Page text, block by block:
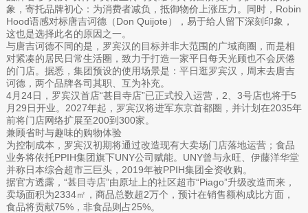
象，寄托品牌初心：为消费者减负，抵御物价上涨压力。同时，Robin
Hood语感对标唐吉诃德（Don Quijote），易于给人留下深刻印象，
这也是选择此名的原因之一。
与唐吉诃德不同的是，罗宾汉的目标并非大范围的广域商圈，而是相
对紧凑的居民日常生活圈，致力于打造一家平日每天光顾也不会厌倦
的门店。据悉，集团预设的使用场景是：平日逛罗宾汉，周末去唐吉
诃德，两个品牌各司其职、互为补充。
4月24日，罗宾汉首店“甚目寺店”已正式投入运营，2、3号店也将于5
月29日开业。2027年起，罗宾汉将进军东京首都圈，并计划在2035年
前将门店网络扩展至200到300家。
兼顾省时与趣味的购物体验
为控制成本，罗宾汉初期将通过改造现有大卖场门店落地运营；食品
业务将依托PPIH集团旗下UNY公司赋能。UNY曾与永旺、伊藤洋华堂
并称日本综合超市三巨头，2019年被PPIH集团全资收购。
据官方透露，“甚目寺店”由原址上的社区超市“Piago”升级改造而来，
卖场面积为2334㎡，商品总数超2万个，预计在销售额构成比方面，
食品将贡献75%，非食品则占25%。